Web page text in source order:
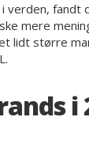
fandt
mere
lidt større
i